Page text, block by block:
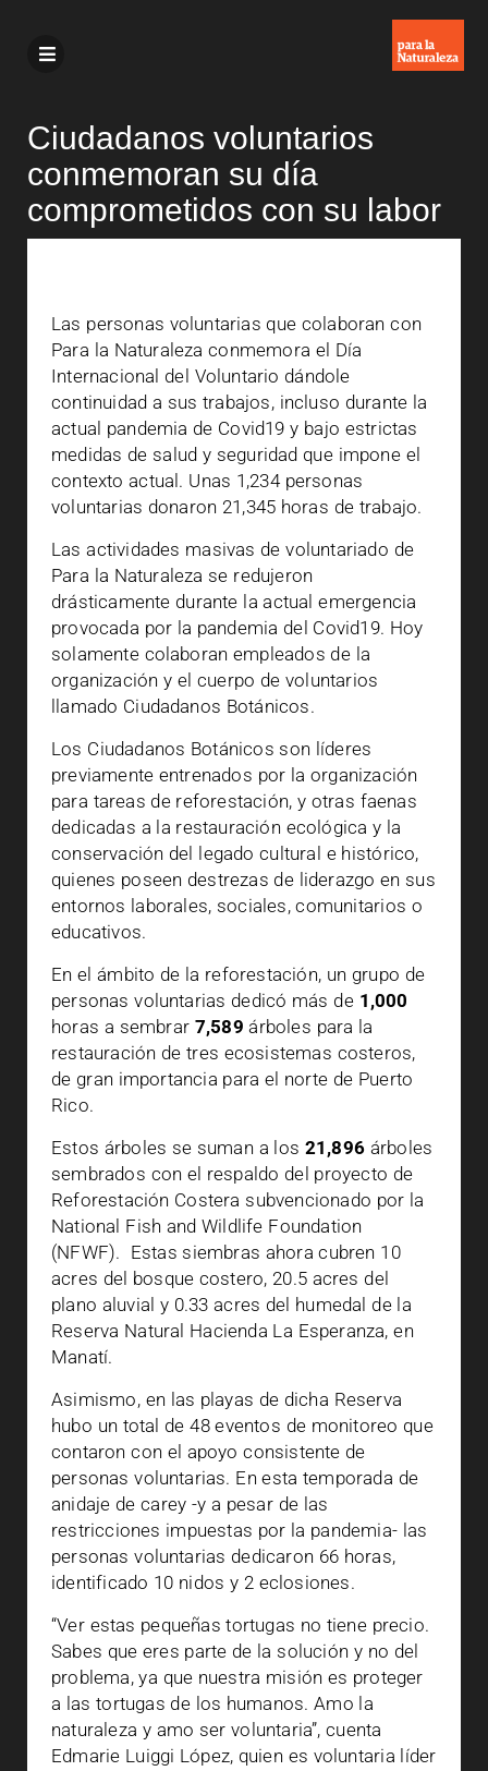
Ciudadanos voluntarios
conmemoran su día
comprometidos con su labor
Las personas voluntarias que colaboran con
Para la Naturaleza conmemora el Día
Internacional del Voluntario dándole
continuidad a sus trabajos, incluso durante la
actual pandemia de Covid19 y bajo estrictas
medidas de salud y seguridad que impone el
contexto actual. Unas 1,234 personas
voluntarias donaron 21,345 horas de trabajo.
Las actividades masivas de voluntariado de
Para la Naturaleza se redujeron
drásticamente durante la actual emergencia
provocada por la pandemia del Covid19. Hoy
solamente colaboran empleados de la
organización y el cuerpo de voluntarios
llamado Ciudadanos Botánicos.
Los Ciudadanos Botánicos son líderes
previamente entrenados por la organización
para tareas de reforestación, y otras faenas
dedicadas a la restauración ecológica y la
conservación del legado cultural e histórico,
quienes poseen destrezas de liderazgo en sus
entornos laborales, sociales, comunitarios o
educativos.
En el ámbito de la reforestación, un grupo de
personas voluntarias dedicó más de 1,000
horas a sembrar 7,589 árboles para la
restauración de tres ecosistemas costeros,
de gran importancia para el norte de Puerto
Rico.
Estos árboles se suman a los 21,896 árboles
sembrados con el respaldo del proyecto de
Reforestación Costera subvencionado por la
National Fish and Wildlife Foundation
(NFWF). Estas siembras ahora cubren 10
acres del bosque costero, 20.5 acres del
plano aluvial y 0.33 acres del humedal de la
Reserva Natural Hacienda La Esperanza, en
Manatí.
Asimismo, en las playas de dicha Reserva
hubo un total de 48 eventos de monitoreo que
contaron con el apoyo consistente de
personas voluntarias. En esta temporada de
anidaje de carey -y a pesar de las
restricciones impuestas por la pandemia- las
personas voluntarias dedicaron 66 horas,
identificado 10 nidos y 2 eclosiones.
“Ver estas pequeñas tortugas no tiene precio.
Sabes que eres parte de la solución y no del
problema, ya que nuestra misión es proteger
a las tortugas de los humanos. Amo la
naturaleza y amo ser voluntaria”, cuenta
Edmarie Luiggi López, quien es voluntaria líder